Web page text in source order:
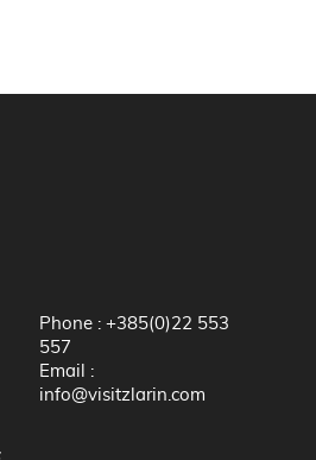
Phone : +385(0)22 553
557
Email :
info@visitzlarin.com